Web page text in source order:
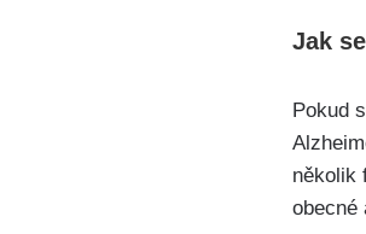
Jak
Pokud
několik
obecné